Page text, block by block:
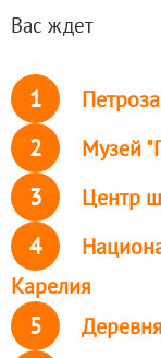
Вас ждет
1
2 Музей
3 Центр
4
Карелия
5